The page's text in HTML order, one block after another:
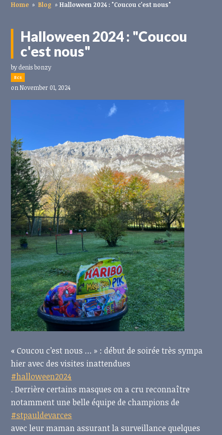
Home » Blog » Halloween 2024 : "Coucou c'est nous"
Halloween 2024 : "Coucou
c'est nous"
bydenis bonzy
8cs
on November 01, 2024
« Coucou c’est nous … » : début de soirée très sympa
hier avec des visites inattendues
#halloween2024
. Derrière certains masques on a cru reconnaître
notamment une belle équipe de champions de
#stpauldevarces
avec leur maman assurant la surveillance quelques